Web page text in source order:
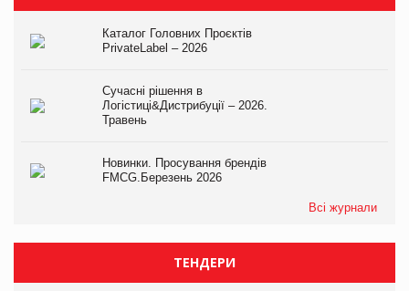
Каталог Головних Проєктів
PrivateLabel – 2026
Сучасні рішення в
Логістиці&Дистрибуції – 2026.
Травень
Новинки. Просування брендів
FMCG.Березень 2026
Всі журнали
ТЕНДЕРИ